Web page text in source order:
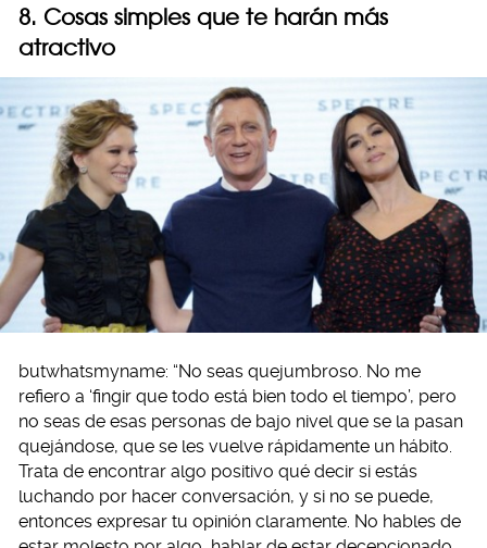
8. Cosas simples que te harán más
atractivo
butwhatsmyname: “No seas quejumbroso. No me
refiero a ‘fingir que todo está bien todo el tiempo’, pero
no seas de esas personas de bajo nivel que se la pasan
quejándose, que se les vuelve rápidamente un hábito.
Trata de encontrar algo positivo qué decir si estás
luchando por hacer conversación, y si no se puede,
entonces expresar tu opinión claramente. No hables de